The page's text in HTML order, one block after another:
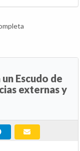
Escudo de
externas y